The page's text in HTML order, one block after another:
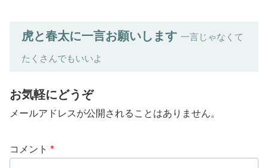
虎と春太に一言お願いします 一言じゃなくて
たくさんでもいいよ
お気軽にどうぞ
メールアドレスが公開されることはありません。
コメント *